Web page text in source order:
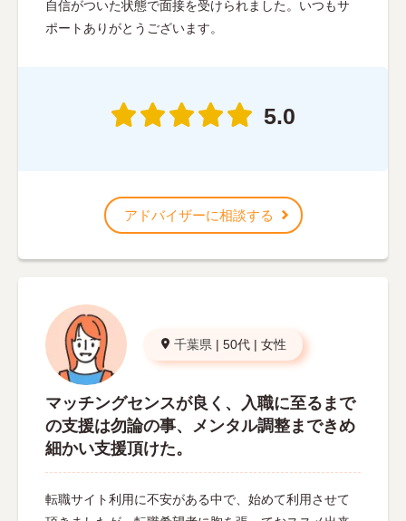
自信がついた状態で面接を受けられました。いつもサ
ポートありがとうございます。
5.0
アドバイザーに相談する
千葉県 | 50代 | 女性
マッチングセンスが良く、入職に至るまで
の支援は勿論の事、メンタル調整まできめ
細かい支援頂けた。
転職サイト利用に不安がある中で、始めて利用させて